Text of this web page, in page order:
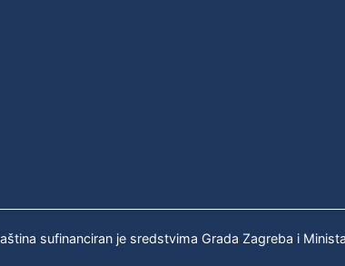
sufinanciran je sredstvima Grada Zagreba i